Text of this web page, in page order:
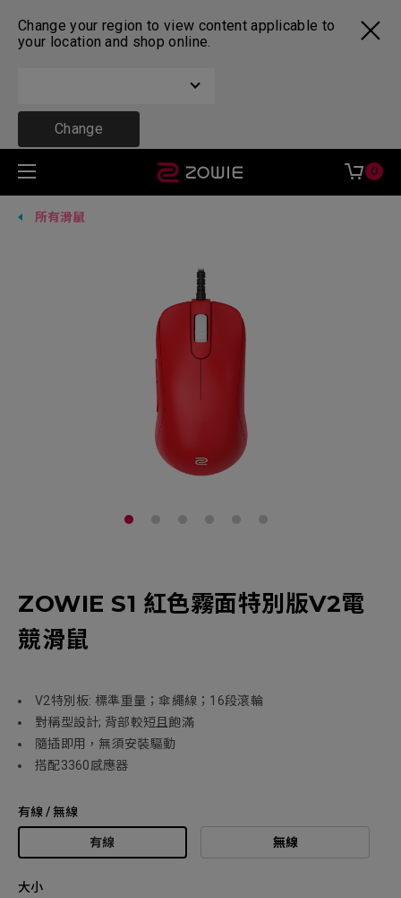
Change your region to view content applicable to
your location and shop online.
Change
0
所有滑鼠
ZOWIE S1 紅色霧面特別版V2電
競滑鼠
V2特別板: 標準重量；傘繩線；16段滾輪
對稱型設計; 背部較短且飽滿
隨插即用，無須安裝驅動
搭配3360感應器
有線 / 無線
有線 無線
大小